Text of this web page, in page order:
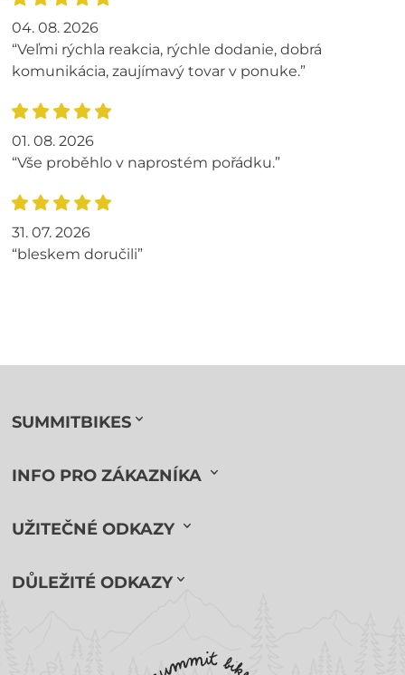
04. 08. 2026
“Veľmi rýchla reakcia, rýchle dodanie, dobrá
komunikácia, zaujímavý tovar v ponuke.”
01. 08. 2026
“Vše proběhlo v naprostém pořádku.”
31. 07. 2026
“bleskem doručili”
SUMMITBIKES
INFO PRO ZÁKAZNÍKA
UŽITEČNÉ ODKAZY
DŮLEŽITÉ ODKAZY